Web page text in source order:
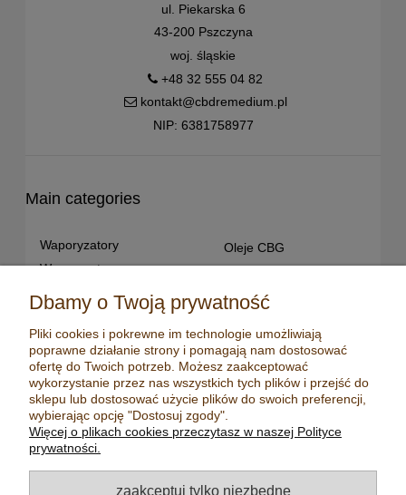
ul. Piekarska 6
43-200 Pszczyna
woj. śląskie
+48 32 555 04 82
kontakt@cbdremedium.pl
NIP: 6381758977
Main categories
Waporyzatory
Waporyzatory
Waporyzatory manualne
Waporyzatory
stacjonarne
Premium vaporizers
Waporyzatory
konwekcyjne
Zestawy z
waporyzatorem
Oleje CBG
Susz konopny
CBD dla zwierząt
Młynki/ Grindery
Zapalniczki
Maści konopne
Mydła konopne
Aromatyzery
Dbamy o Twoją prywatność
Pliki cookies i pokrewne im technologie umożliwiają
poprawne działanie strony i pomagają nam dostosować
ofertę do Twoich potrzeb. Możesz zaakceptować
wykorzystanie przez nas wszystkich tych plików i przejść do
sklepu lub dostosować użycie plików do swoich preferencji,
wybierając opcję "Dostosuj zgody".
Więcej o plikach cookies przeczytasz w naszej Polityce
prywatności.
zaakceptuj tylko niezbędne